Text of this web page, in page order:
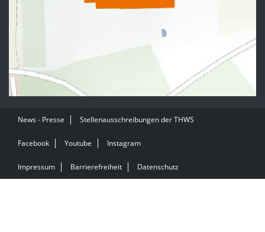
News - Presse Stellenausschreibungen der THWS
Facebook Youtube Instagram
Impressum Barrierefreiheit Datenschutz